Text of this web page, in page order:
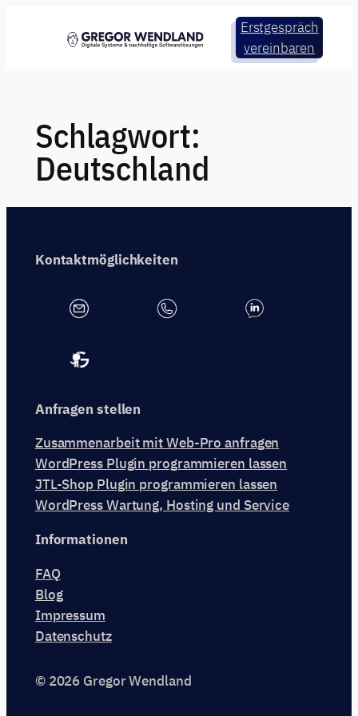
Erstgespräch
vereinbaren
Schlagwort:
Deutschland
Kontaktmöglichkeiten
Anfragen stellen
Zusammenarbeit mit Web-Pro anfragen
WordPress Plugin programmieren lassen
JTL-Shop Plugin programmieren lassen
WordPress Wartung, Hosting und Service
Informationen
FAQ
Blog
Impressum
Datenschutz
© 2026 Gregor Wendland